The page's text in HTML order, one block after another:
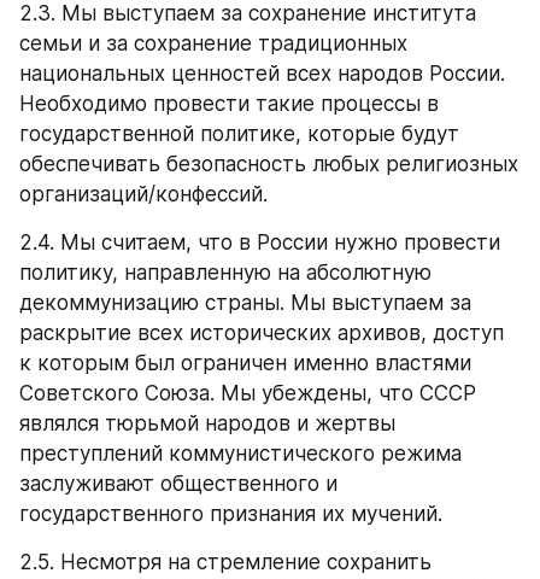
2.3. Мы выступаем за сохранение института
семьи и за сохранение традиционных
национальных ценностей всех народов России.
Необходимо провести такие процессы в
государственной политике, которые будут
обеспечивать безопасность любых религиозных
организаций/конфессий.
2.4. Мы считаем, что в России нужно провести
политику, направленную на абсолютную
декоммунизацию страны. Мы выступаем за
раскрытие всех исторических архивов, доступ
к которым был ограничен именно властями
Советского Союза. Мы убеждены, что СССР
являлся тюрьмой народов и жертвы
преступлений коммунистического режима
заслуживают общественного и
государственного признания их мучений.
2.5. Несмотря на стремление сохранить